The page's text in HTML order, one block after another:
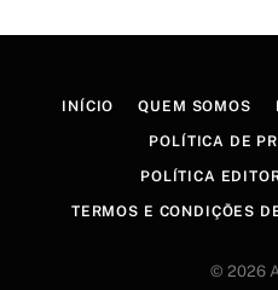
INÍCIO QUEM SOMOS
POLÍTICA DE
POLÍTICA
TERMOS E CONDIÇÕES
© 2026